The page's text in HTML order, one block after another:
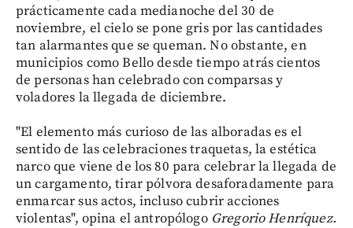
prácticamente cada medianoche del 30 de
noviembre, el cielo se pone gris por las cantidades
tan alarmantes que se queman. No obstante, en
municipios como Bello desde tiempo atrás cientos
de personas han celebrado con comparsas y
voladores la llegada de diciembre.
"El elemento más curioso de las alboradas es el
sentido de las celebraciones traquetas, la estética
narco que viene de los 80 para celebrar la llegada de
un cargamento, tirar pólvora desaforadamente para
enmarcar sus actos, incluso cubrir acciones
violentas", opina el antropólogo Gregorio Henríquez.